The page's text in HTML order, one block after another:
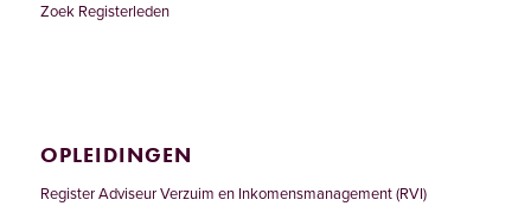
Zoek Registerleden
OPLEIDINGEN
Register Adviseur Verzuim en Inkomensmanagement (RVI)